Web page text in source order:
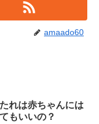
amaado60
れは赤ちゃんには
もいいの？